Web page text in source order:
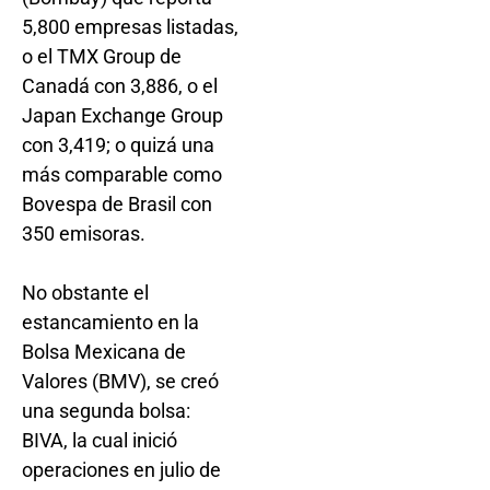
5,800 empresas listadas,
o el TMX Group de
Canadá con 3,886, o el
Japan Exchange Group
con 3,419; o quizá una
más comparable como
Bovespa de Brasil con
350 emisoras.
No obstante el
estancamiento en la
Bolsa Mexicana de
Valores (BMV), se creó
una segunda bolsa:
BIVA, la cual inició
operaciones en julio de